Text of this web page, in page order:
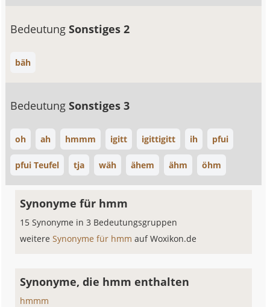
BedeutungSonstiges 2
bäh
BedeutungSonstiges 3
oh ah hmmm igitt igittigitt ih pfui
pfui Teufel tja wäh ähem ähm öhm
Synonyme für hmm
15 Synonyme in 3 Bedeutungsgruppen
weitereSynonyme für hmmauf Woxikon.de
Synonyme, die hmm enthalten
hmmm